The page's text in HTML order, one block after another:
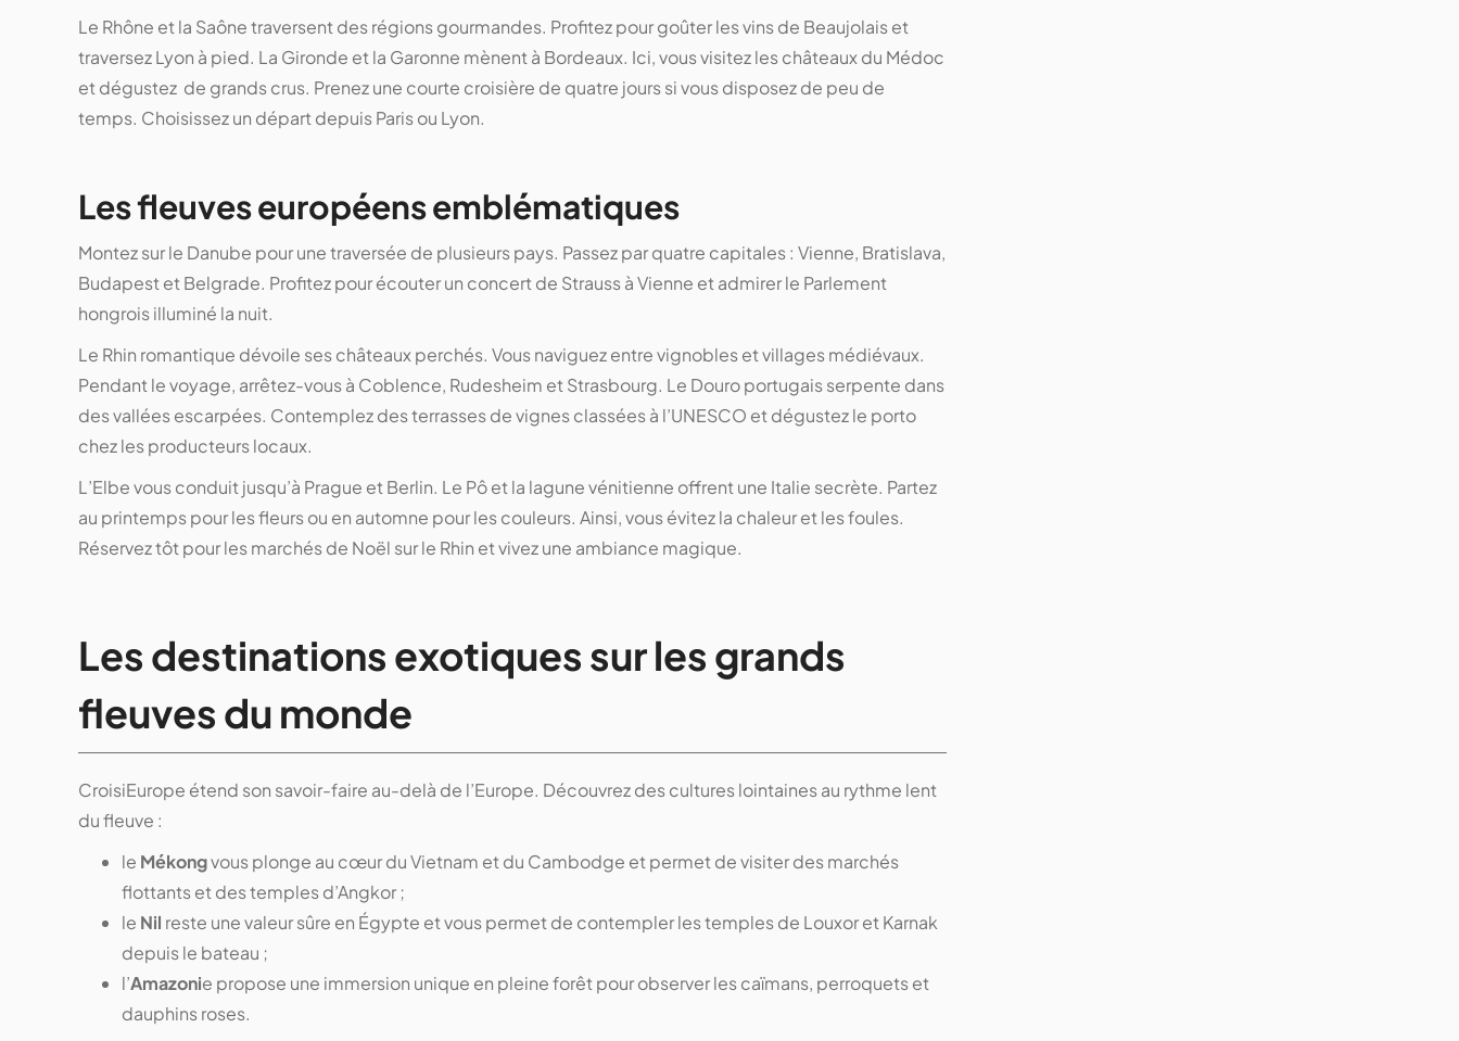
Le Rhône et la Saône traversent des régions gourmandes. Profitez pour goûter les vins de Beaujolais et
traversez Lyon à pied. La Gironde et la Garonne mènent à Bordeaux. Ici, vous visitez les châteaux du Médoc
et dégustez de grands crus. Prenez une courte croisière de quatre jours si vous disposez de peu de
temps. Choisissez un départ depuis Paris ou Lyon.
Les fleuves européens emblématiques
Montez sur le Danube pour une traversée de plusieurs pays. Passez par quatre capitales : Vienne, Bratislava,
Budapest et Belgrade. Profitez pour écouter un concert de Strauss à Vienne et admirer le Parlement
hongrois illuminé la nuit.
Le Rhin romantique dévoile ses châteaux perchés. Vous naviguez entre vignobles et villages médiévaux.
Pendant le voyage, arrêtez-vous à Coblence, Rudesheim et Strasbourg. Le Douro portugais serpente dans
des vallées escarpées. Contemplez des terrasses de vignes classées à l’UNESCO et dégustez le porto
chez les producteurs locaux.
L’Elbe vous conduit jusqu’à Prague et Berlin. Le Pô et la lagune vénitienne offrent une Italie secrète. Partez
au printemps pour les fleurs ou en automne pour les couleurs. Ainsi, vous évitez la chaleur et les foules.
Réservez tôt pour les marchés de Noël sur le Rhin et vivez une ambiance magique.
Les destinations exotiques sur les grands
fleuves du monde
CroisiEurope étend son savoir-faire au-delà de l’Europe. Découvrez des cultures lointaines au rythme lent
du fleuve :
le Mékongvous plonge au cœur du Vietnam et du Cambodge et permet de visiter des marchés
flottants et des temples d’Angkor ;
le Nil reste une valeur sûre en Égypte et vous permet de contempler les temples de Louxor et Karnak
depuis le bateau ;
l’Amazonie propose une immersion unique en pleine forêt pour observer les caïmans, perroquets et
dauphins roses.